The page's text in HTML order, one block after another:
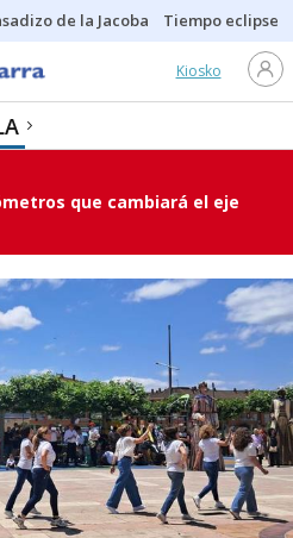
de la Jacoba Tiempo eclipse
Kiosko
que cambiará el eje